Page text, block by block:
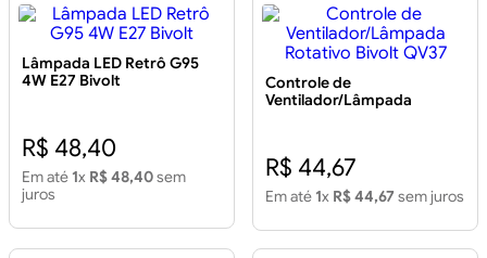
Lâmpada LED Retrô G95
4W E27 Bivolt
R$ 48,40
Em até 1x R$ 48,40sem
juros
Controle de
Ventilador/Lâmpada
R$ 44,67
Em até 1x R$ 44,67 sem juros